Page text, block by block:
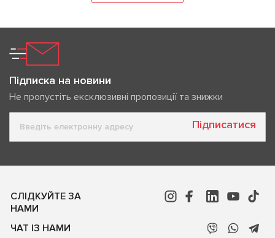
Підписка на новини
Не пропустіть ексклюзивні пропозиції та знижки
Підписатися
СЛІДКУЙТЕ ЗА
НАМИ
ЧАТ ІЗ НАМИ